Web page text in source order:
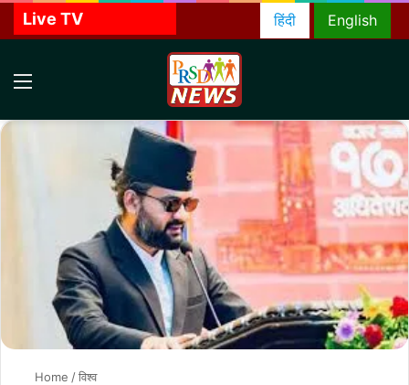
Live TV English
हिंदी
Home /विश्व